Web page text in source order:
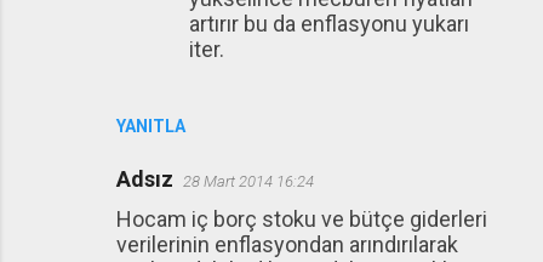
YANITLA
artırır bu da enflasyonu yukarı
iter.
Adsız 28 Mart 2014 16:24
Hocam iç borç stoku ve bütçe giderleri
verilerinin enflasyondan arındırılarak